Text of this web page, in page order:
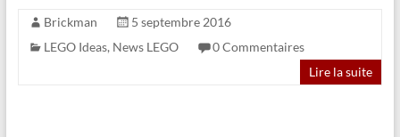
Brickman
5 septembre 2016
LEGO Ideas, News LEGO
0 Commentaires
Lire la suite